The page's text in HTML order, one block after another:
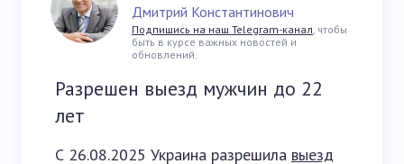
Дмитрий Константинович
Подпишись на наш Telegram-канал, чтобы
быть в курсе важных новостей и
обновлений.
Разрешен выезд мужчин до 22
лет
С 26.08.2025 Украина разрешила выезд